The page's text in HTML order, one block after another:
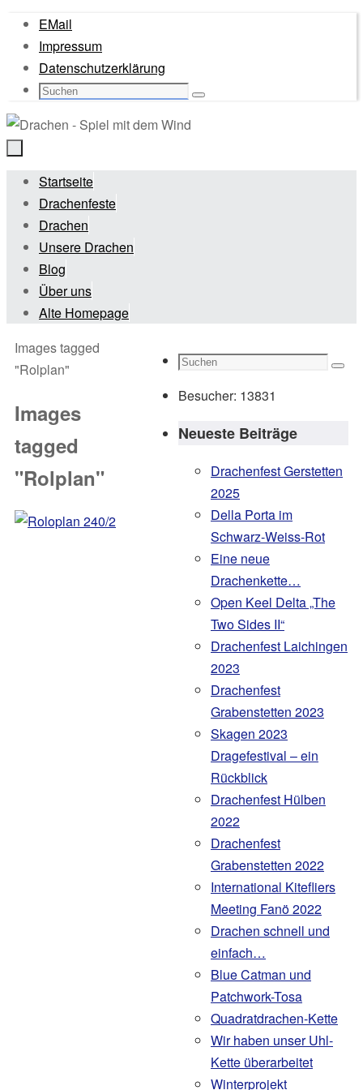
Zum
Inhalt
springen
EMail
Impressum
Datenschutzerklärung
Suche
Suchen
Zum
Inhalt
springen
Startseite
Drachenfeste
Drachen
Unsere Drachen
Blog
Über uns
Alte Homepage
Start
Images tagged
"Rolplan"
Images
tagged
"Rolplan"
Suche
Besucher: 13831
Neueste Beiträge
Drachenfest Gerstetten
2025
Della Porta im
Schwarz-Weiss-Rot
Eine neue
Drachenkette…
Open Keel Delta „The
Two Sides II“
Drachenfest Laichingen
2023
Drachenfest
Grabenstetten 2023
Skagen 2023
Dragefestival – ein
Rückblick
Drachenfest Hülben
2022
Drachenfest
Grabenstetten 2022
International Kitefliers
Meeting Fanö 2022
Drachen schnell und
einfach…
Blue Catman und
Patchwork-Tosa
Quadratdrachen-Kette
Wir haben unser Uhl-
Kette überarbeitet
Winterprojekt